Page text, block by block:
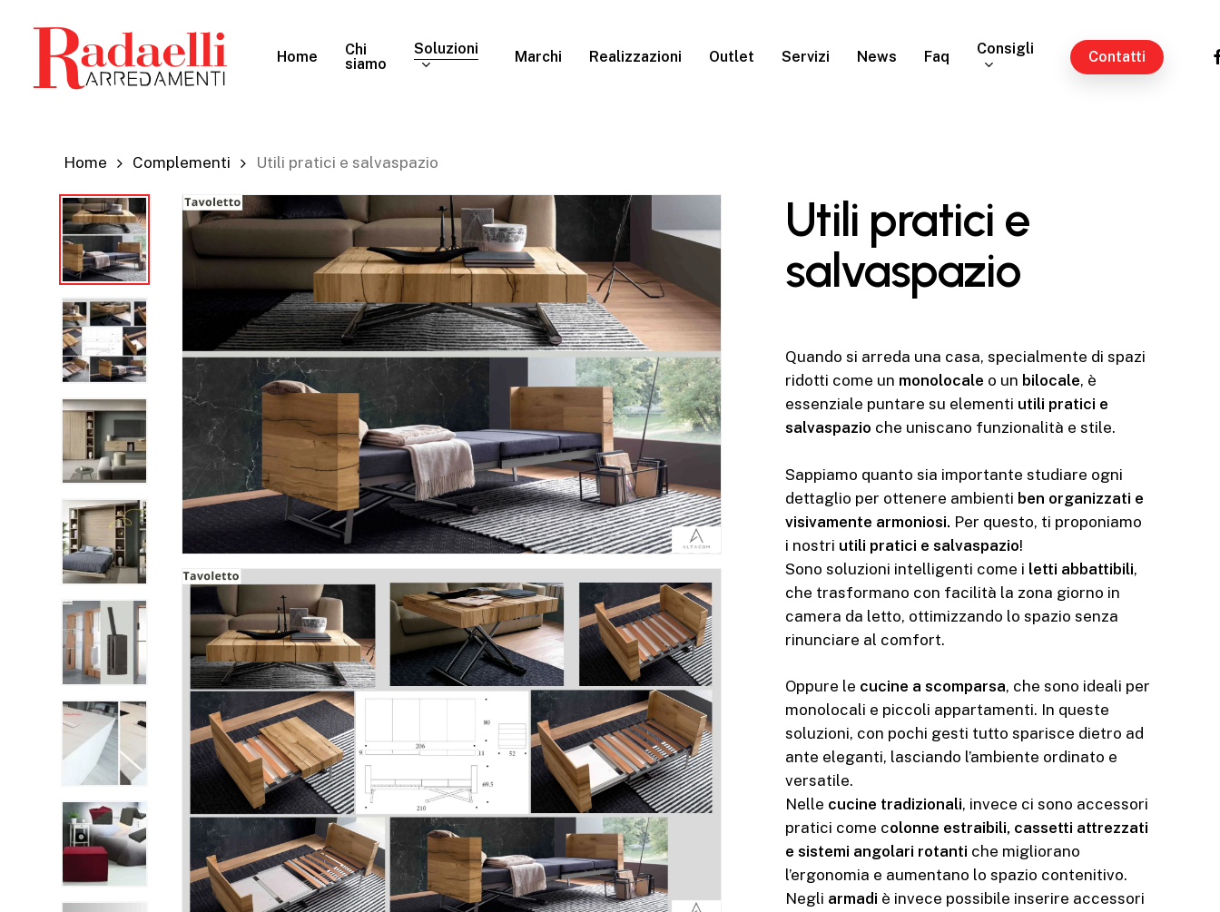
content
Home
Chi
siamo
Soluzioni Marchi Realizzazioni Outlet Servizi News Faq Consigli Contatti
Home Complementi Utili pratici e salvaspazio
Utili pratici e
salvaspazio
Quando si arreda una casa, specialmente di spazi
ridotti come un monolocale o un bilocale, è
essenziale puntare su elementi utili pratici e
salvaspazio che uniscano funzionalità e stile.
Sappiamo quanto sia importante studiare ogni
dettaglio per ottenere ambienti ben organizzati e
visivamente armoniosi. Per questo, ti proponiamo
i nostri utili pratici e salvaspazio!
Sono soluzioni intelligenti come i letti abbattibili,
che trasformano con facilità la zona giorno in
camera da letto, ottimizzando lo spazio senza
rinunciare al comfort.
Oppure le cucine a scomparsa, che sono ideali per
monolocali e piccoli appartamenti. In queste
soluzioni, con pochi gesti tutto sparisce dietro ad
ante eleganti, lasciando l’ambiente ordinato e
versatile.
Nelle cucine tradizionali, invece ci sono accessori
pratici come colonne estraibili, cassetti attrezzati
e sistemi angolari rotanti che migliorano
l’ergonomia e aumentano lo spazio contenitivo.
Negli armadi è invece possibile inserire accessori